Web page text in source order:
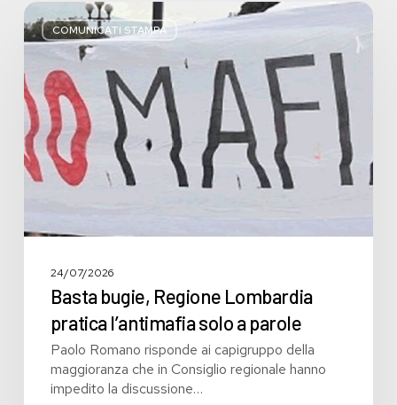
COMUNICATI STAMPA
Basta
bugie,
Regione
Lombardia
pratica
l’antimafia
solo
a
parole
24/07/2026
Basta bugie, Regione Lombardia
pratica l’antimafia solo a parole
Paolo Romano risponde ai capigruppo della
maggioranza che in Consiglio regionale hanno
impedito la discussione…